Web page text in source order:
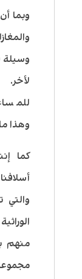
وبما
وهذا
كما
والتي
منهم